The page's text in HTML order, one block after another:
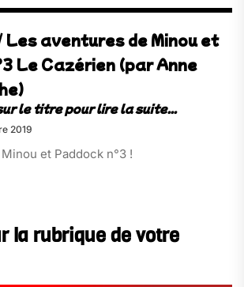
aventures de Minou et
Le Cazérien (par Anne
2019
et Paddock n°3 !
la rubrique de votre